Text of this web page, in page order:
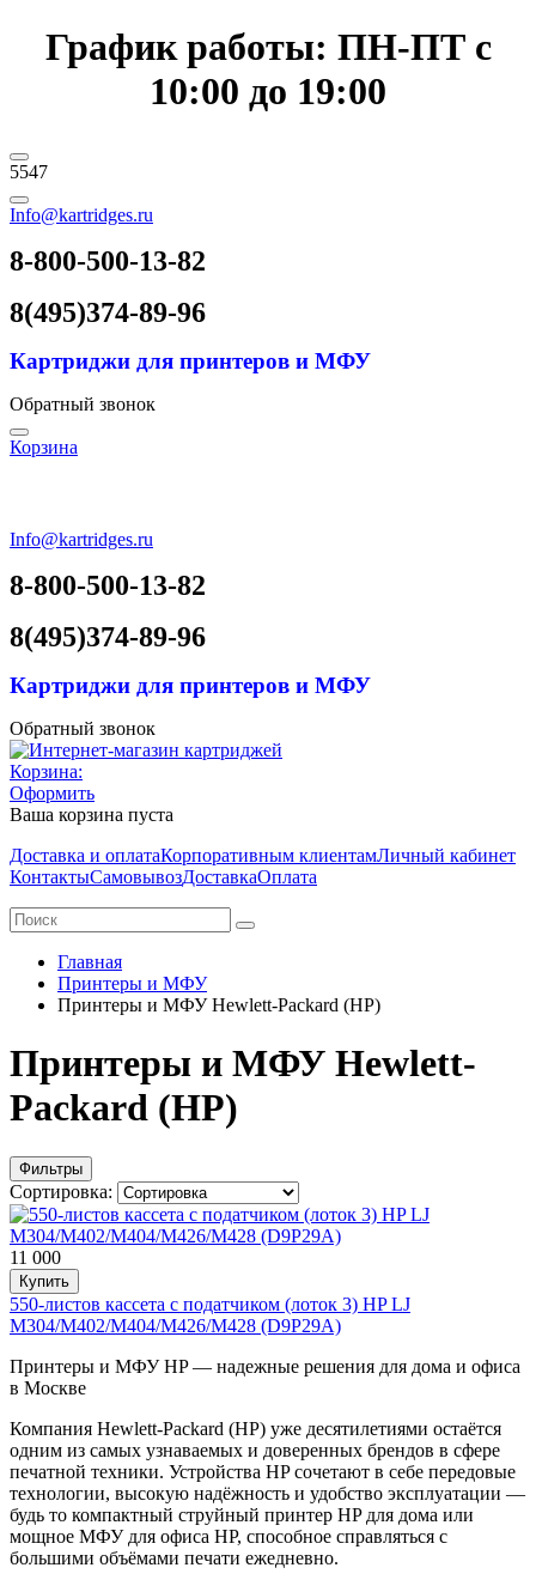
График работы: ПН-ПТ с
10:00 до 19:00
5547
Info@kartridges.ru
8-800-500-13-82
8(495)374-89-96
Картриджи для принтеров и МФУ
Обратный звонок
Корзина
Info@kartridges.ru
8-800-500-13-82
8(495)374-89-96
Картриджи для принтеров и МФУ
Обратный звонок
Корзина:
Оформить
Ваша корзина пуста
Доставка и оплатаКорпоративным клиентамЛичный кабинет
КонтактыСамовывозДоставкаОплата
Главная
Принтеры и МФУ
Принтеры и МФУ Hewlett-Packard (HP)
Принтеры и МФУ Hewlett-
Packard (HP)
Фильтры
Сортировка:
11 000
Купить
550-листов кассета с податчиком (лоток 3) HP LJ
M304/M402/M404/M426/M428 (D9P29A)
Принтеры и МФУ HP — надежные решения для дома и офиса
в Москве
Компания Hewlett-Packard (HP) уже десятилетиями остаётся
одним из самых узнаваемых и доверенных брендов в сфере
печатной техники. Устройства HP сочетают в себе передовые
технологии, высокую надёжность и удобство эксплуатации —
будь то компактный струйный принтер HP для дома или
мощное МФУ для офиса HP, способное справляться с
большими объёмами печати ежедневно.